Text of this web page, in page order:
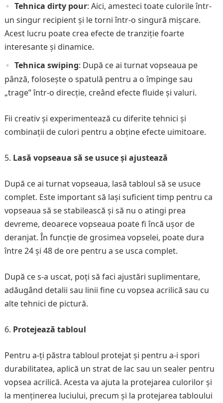
Tehnica dirty pour: Aici, amesteci toate culorile într-
un singur recipient și le torni într-o singură mișcare.
Acest lucru poate crea efecte de tranziție foarte
interesante și dinamice.
Tehnica swiping: După ce ai turnat vopseaua pe
pânză, folosește o spatulă pentru a o împinge sau
„trage” într-o direcție, creând efecte fluide și valuri.
Fii creativ și experimentează cu diferite tehnici și
combinații de culori pentru a obține efecte uimitoare.
Lasă vopseaua să se usuce și ajustează
După ce ai turnat vopseaua, lasă tabloul să se usuce
complet. Este important să lași suficient timp pentru ca
vopseaua să se stabilească și să nu o atingi prea
devreme, deoarece vopseaua poate fi încă ușor de
deranjat. În funcție de grosimea vopselei, poate dura
între 24 și 48 de ore pentru a se usca complet.
După ce s-a uscat, poți să faci ajustări suplimentare,
adăugând detalii sau linii fine cu vopsea acrilică sau cu
alte tehnici de pictură.
Protejează tabloul
Pentru a-ți păstra tabloul protejat și pentru a-i spori
durabilitatea, aplică un strat de lac sau un sealer pentru
vopsea acrilică. Acesta va ajuta la protejarea culorilor și
la menținerea luciului, precum și la protejarea tabloului